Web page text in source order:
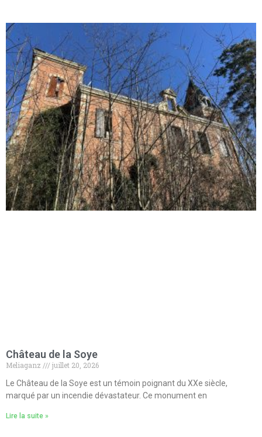
Château de la Soye
Meliaganz
juillet 20, 2026
Le Château de la Soye est un témoin poignant du XXe siècle,
marqué par un incendie dévastateur. Ce monument en
Lire la suite »